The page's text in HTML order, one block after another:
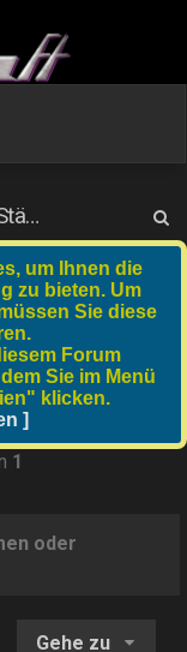
Städte und Anfängergrundstücke
u
Suche
1
oder
Gehe zu
um Ihnen die
zu bieten. Um
Sie diese
Forum
Sie im Menü
klicken.
]